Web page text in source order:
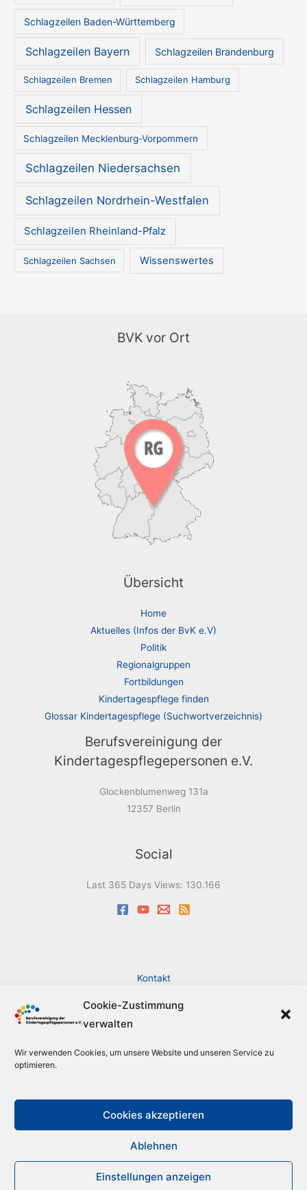
Cookie-Zustimmung
verwalten
Wir verwenden Cookies, um unsere Website und unseren Service zu
optimieren.
Cookies akzeptieren
Ablehnen
Einstellungen anzeigen
Schlagzeilen Baden-Württemberg
Schlagzeilen Bayern Schlagzeilen Brandenburg
Schlagzeilen Bremen Schlagzeilen Hamburg
Schlagzeilen Hessen
Schlagzeilen Mecklenburg-Vorpommern
Schlagzeilen Niedersachsen
Schlagzeilen Nordrhein-Westfalen
Schlagzeilen Rheinland-Pfalz
Schlagzeilen Sachsen Wissenswertes
BVK vor Ort
Übersicht
Home
Aktuelles (Infos der BvK e.V)
Politik
Regionalgruppen
Fortbildungen
Kindertagespflege finden
Glossar Kindertagespflege (Suchwortverzeichnis)
Berufsvereinigung der
Kindertagespflegepersonen e.V.
Glockenblumenweg 131a
12357 Berlin
Social
Last 365 Days Views: 130.166
Kontakt
Datenschutzerklärung
Cookie-Richtlinie (EU)
Copyright © 2026 Berufsvereinigung der Kindertagespflegepersonen